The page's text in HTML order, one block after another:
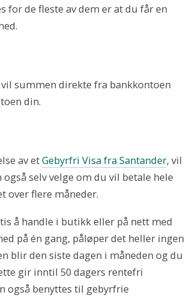
de fleste av dem er at du får en
summen direkte fra bankkontoen
din.
av etGebyrfri Visa fra Santander, vil
selv velge om du vil betale hele
over flere måneder.
å handle i butikk eller på nett med
på én gang, påløper det heller ingen
blir den siste dagen i måneden og du
gir inntil 50 dagers rentefri
også benyttes til gebyrfrie